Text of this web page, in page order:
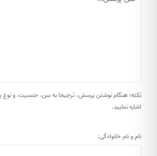
نکته: هنگام نوشتن پرسش، ترجیحا به سن، جنسیت، و
اشاره نمایید.
نام و نام خانوادگی: